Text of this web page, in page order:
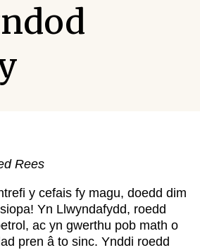
Rees
y cefais fy magu, doedd dim
Yn Llwyndafydd, roedd
ac yn gwerthu pob math o
pren â to sinc. Ynddi roedd